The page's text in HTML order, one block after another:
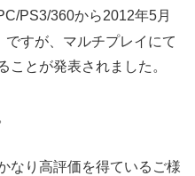
PS3/360から2012年5月
すが、マルチプレイにて
ことが発表されました。
なり高評価を得ているご様